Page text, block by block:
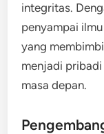
integritas.
penyampai
yang
menjadi
masa depan.